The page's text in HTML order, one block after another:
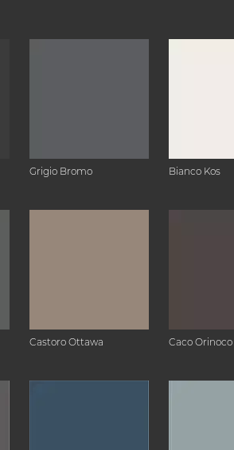
Grigio Bromo Bianco Kos
Castoro Ottawa Caco Orinoco